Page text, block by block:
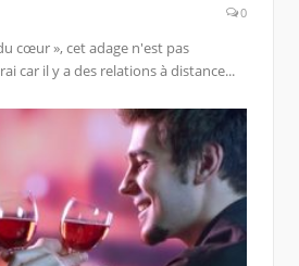
0
cœur », cet adage n'est pas
car il y a des relations à distance...